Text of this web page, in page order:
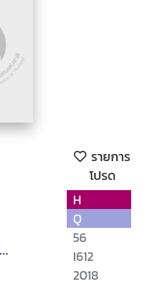
รายการ
โปรด
H
Q
56
I612
2018